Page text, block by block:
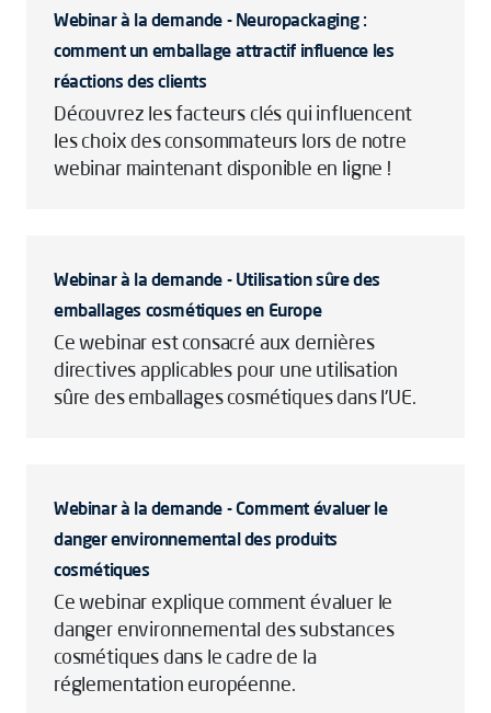
Webinar à la demande - Neuropackaging :
comment un emballage attractif influence les
réactions des clients
Découvrez les facteurs clés qui influencent
les choix des consommateurs lors de notre
webinar maintenant disponible en ligne !
Webinar à la demande - Utilisation sûre des
emballages cosmétiques en Europe
Ce webinar est consacré aux dernières
directives applicables pour une utilisation
sûre des emballages cosmétiques dans l'UE.
Webinar à la demande - Comment évaluer le
danger environnemental des produits
cosmétiques
Ce webinar explique comment évaluer le
danger environnemental des substances
cosmétiques dans le cadre de la
réglementation européenne.